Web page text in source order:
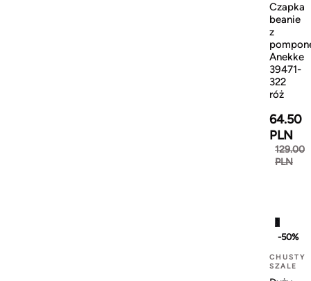
Czapka
beanie
z
Anekke
39471-
322
róż
64.50
PLN
129.00
PLN
-50%
CHUSTY
SZALE